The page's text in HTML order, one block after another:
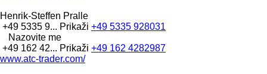
Henrik-Steffen Pralle
+49 5335 9... Prikaži +49 5335 928031
Nazovite me
+49 162 42... Prikaži +49 162 4282987
www.atc-trader.com/